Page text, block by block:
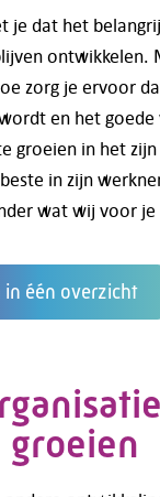
je dat het
ontwikkelen.
zorg je ervoor
en het
groeien in het
in zijn
wat wij voor je
in één overzicht
groeien